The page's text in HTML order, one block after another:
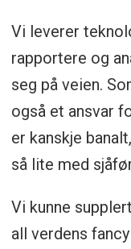
Vi leverer
rapportere og
seg på veien.
også et ansvar
er kanskje
så lite med
Vi kunne
all verdens